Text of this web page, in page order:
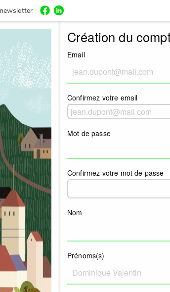
newsletter
Création du
Email
Confirmez votre email
Mot de passe
Confirmez votre mot de passe
Nom
Prénoms(s)